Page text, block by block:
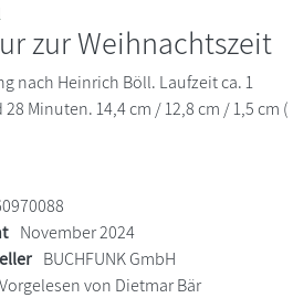
zur Weihnachtszeit
nach Heinrich Böll. Laufzeit ca. 1
Minuten. 14,4 cm / 12,8 cm / 1,5 cm (
November 2024
BUCHFUNK GmbH
Vorgelesen von Dietmar Bär